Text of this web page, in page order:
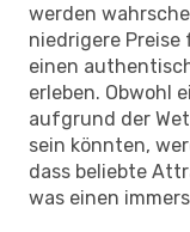
werden
niedrigere
einen
erleben. Obwohl
aufgrund der
sein könnten,
dass beliebte
was einen